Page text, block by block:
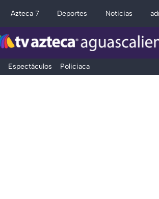
Azteca 7 Deportes Noticias
Espectáculos Policiaca